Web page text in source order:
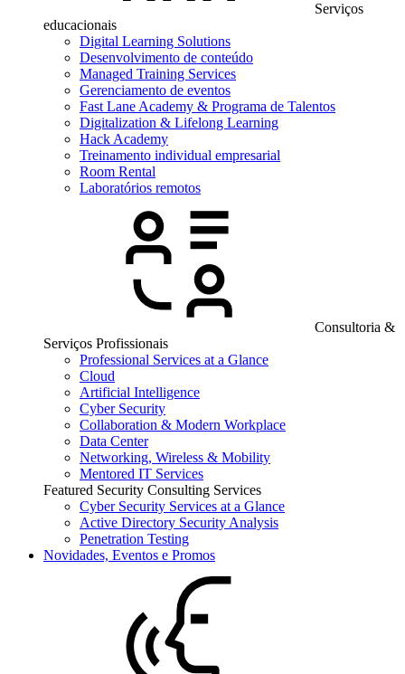
Serviços
educacionais
Digital Learning Solutions
Desenvolvimento de conteúdo
Managed Training Services
Gerenciamento de eventos
Fast Lane Academy & Programa de Talentos
Digitalization & Lifelong Learning
Hack Academy
Treinamento individual empresarial
Room Rental
Laboratórios remotos
Consultoria &
Serviços Profissionais
Professional Services at a Glance
Cloud
Artificial Intelligence
Cyber Security
Collaboration & Modern Workplace
Data Center
Networking, Wireless & Mobility
Mentored IT Services
Featured Security Consulting Services
Cyber Security Services at a Glance
Active Directory Security Analysis
Penetration Testing
Novidades, Eventos e Promos